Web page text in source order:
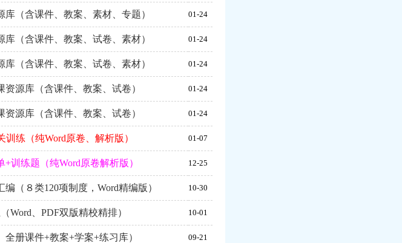
（含课件、教案、素材、专题） 01-24
（含课件、教案、试卷、素材） 01-24
（含课件、教案、试卷、素材） 01-24
源库（含课件、教案、试卷） 01-24
源库（含课件、教案、试卷） 01-24
练（纯Word原卷、解析版） 01-07
训练题（纯Word原卷解析版） 12-25
（８类120项制度，Word精编版） 10-30
Word、PDF双版精校精排） 10-01
册课件+教案+学案+练习库） 09-21